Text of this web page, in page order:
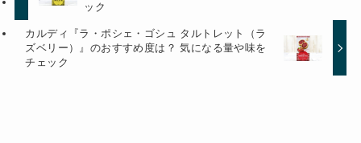
ック
カルディ『ラ・ポシェ・ゴシュ タルトレット（ラ
ズベリー）』のおすすめ度は？ 気になる量や味を
チェック